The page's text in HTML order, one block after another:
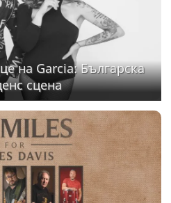
на Garcia: Българска
сцена